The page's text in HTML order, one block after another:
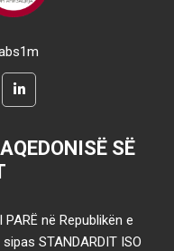
SË
PARË në Republikën e
STANDARDIT ISO